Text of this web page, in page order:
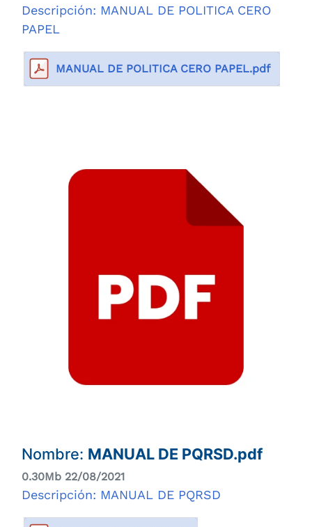
Descripción: MANUAL DE POLITICA CERO
PAPEL
MANUAL DE POLITICA CERO PAPEL.pdf
Nombre: MANUAL DE PQRSD.pdf
0.30Mb 22/08/2021
Descripción: MANUAL DE PQRSD